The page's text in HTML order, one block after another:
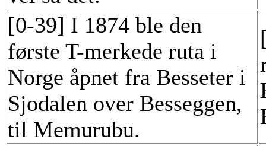
[0-39] I 1874 ble den
første T-merkede ruta i
Norge åpnet fra Besseter i
Sjodalen over Besseggen,
til Memurubu.